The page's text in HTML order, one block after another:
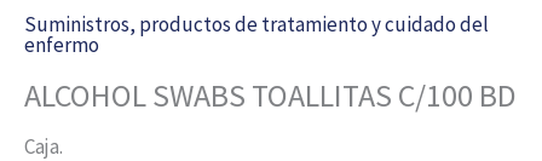
Suministros, productos de tratamiento y cuidado del
enfermo
ALCOHOL SWABS TOALLITAS C/100 BD
Caja.